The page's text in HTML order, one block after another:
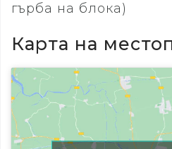
гърба на блока)
Карта на